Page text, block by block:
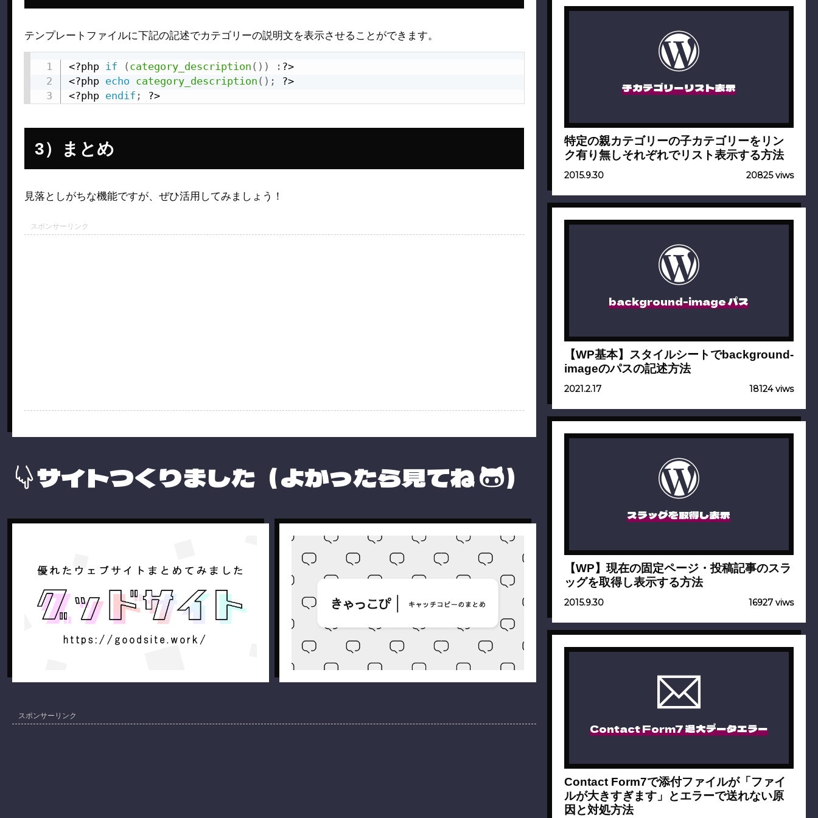
テンプレートファイルに下記の記述でカテゴリーの説明文を表示させることができます。
<?php if ( category_description ( ) ) : ?>
<?php echo category_description ( ) ;
?>
<?php endif ; ?>
まとめ
見落としがちな機能ですが、ぜひ活用してみましょう！
サイトつくりました（よかったら見てね ）
子カテゴリーリスト表示
特定の親カテゴリーの子カテゴリーをリン
ク有り無しそれぞれでリスト表示する方法
2015.9.30 20825 viws
background-image パス
【WP基本】スタイルシートでbackground-
imageのパスの記述方法
2021.2.17 18124 viws
スラッグを取得し表示
【WP】現在の固定ページ・投稿記事のスラ
ッグを取得し表示する方法
2015.9.30 16927 viws
Contact Form7 過大データエラー
Contact Form7で添付ファイルが「ファイ
ルが大きすぎます」とエラーで送れない原
因と対処方法